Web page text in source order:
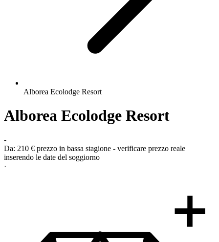
Alborea Ecolodge Resort
Alborea Ecolodge Resort
-
Da: 210 € prezzo in bassa stagione - verificare prezzo reale
inserendo le date del soggiorno
·